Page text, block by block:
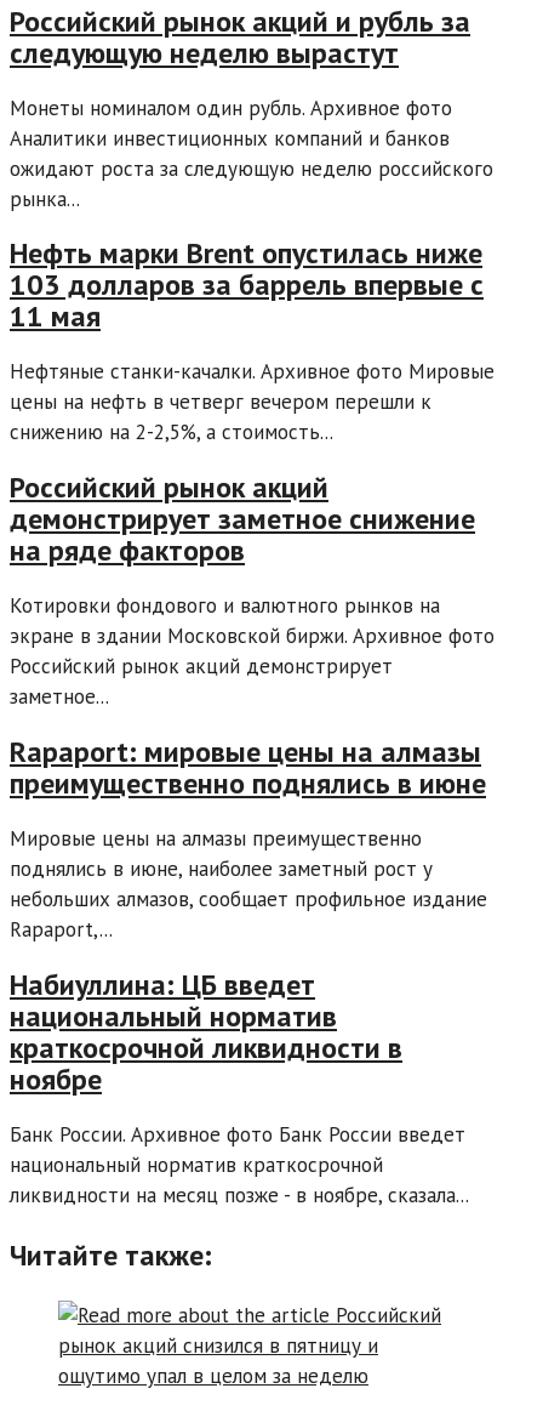
Российский рынок акций и рубль за
следующую неделю вырастут
Монеты номиналом один рубль. Архивное фото
Аналитики инвестиционных компаний и банков
ожидают роста за следующую неделю российского
рынка...
Нефть марки Brent опустилась ниже
103 долларов за баррель впервые с
11 мая
Нефтяные станки-качалки. Архивное фото Мировые
цены на нефть в четверг вечером перешли к
снижению на 2-2,5%, а стоимость...
Российский рынок акций
демонстрирует заметное снижение
на ряде факторов
Котировки фондового и валютного рынков на
экране в здании Московской биржи. Архивное фото
Российский рынок акций демонстрирует
заметное...
Rapaport: мировые цены на алмазы
преимущественно поднялись в июне
Мировые цены на алмазы преимущественно
поднялись в июне, наиболее заметный рост у
небольших алмазов, сообщает профильное издание
Rapaport,...
Набиуллина: ЦБ введет
национальный норматив
краткосрочной ликвидности в
ноябре
Банк России. Архивное фото Банк России введет
национальный норматив краткосрочной
ликвидности на месяц позже - в ноябре, сказала...
Читайте также: